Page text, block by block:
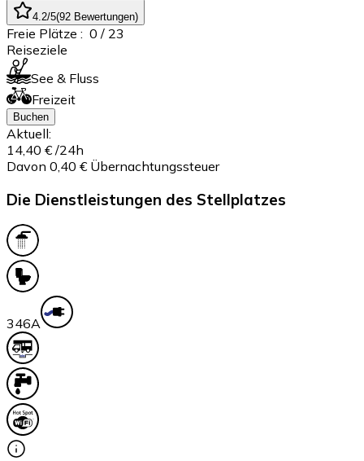
4.2/5(92 Bewertungen)
Freie Plätze : 0 / 23
Reiseziele
See & Fluss
Freizeit
Buchen
Aktuell:
14,40 € /24h
Davon 0,40 € Übernachtungssteuer
Die Dienstleistungen des Stellplatzes
346A